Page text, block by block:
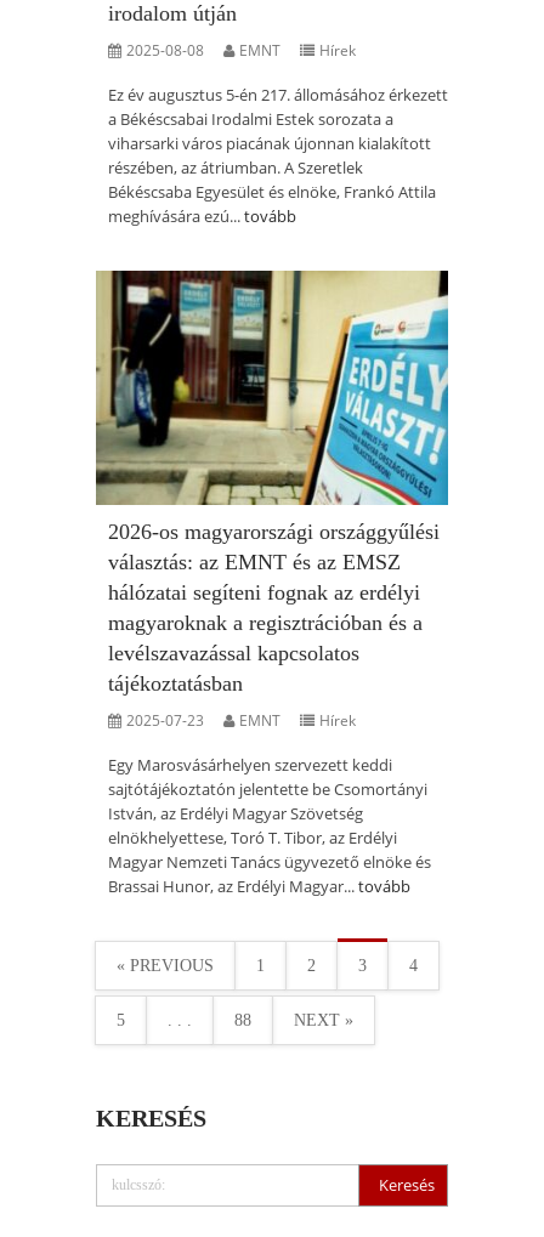
irodalom útján
2025-08-08 EMNT Hírek
Ez év augusztus 5-én 217. állomásához érkezett
a Békéscsabai Irodalmi Estek sorozata a
viharsarki város piacának újonnan kialakított
részében, az átriumban. A Szeretlek
Békéscsaba Egyesület és elnöke, Frankó Attila
meghívására ezú...tovább
2026-os magyarországi országgyűlési
választás: az EMNT és az EMSZ
hálózatai segíteni fognak az erdélyi
magyaroknak a regisztrációban és a
levélszavazással kapcsolatos
tájékoztatásban
2025-07-23 EMNT Hírek
Egy Marosvásárhelyen szervezett keddi
sajtótájékoztatón jelentette be Csomortányi
István, az Erdélyi Magyar Szövetség
elnökhelyettese, Toró T. Tibor, az Erdélyi
Magyar Nemzeti Tanács ügyvezető elnöke és
Brassai Hunor, az Erdélyi Magyar...tovább
« PREVIOUS 1 2 3 4
5 . . . 88 NEXT »
KERESÉS